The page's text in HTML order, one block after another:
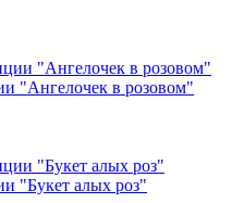
"Ангелочек в розовом"
"Букет алых роз"